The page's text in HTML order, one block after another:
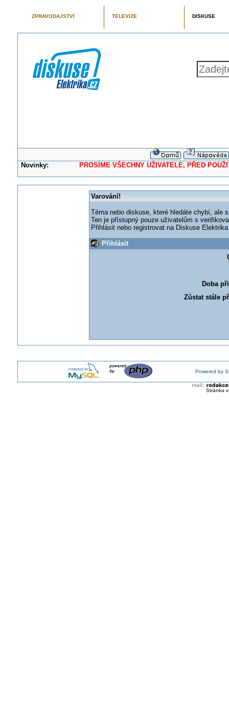
ZPRAVODAJSTVÍ TELEVIZE DISKUSE
Novinky: PROSÍME VŠECHNY UŽIVATELE, PŘED
Varování!
Téma nebo diskuse, které hledáte chybí, ale
Ten je přístupný pouze uživatelům s
Přihlásit nebo registrovat na Diskuse
Přihlásit
Doba
Zůstat stále
Powered by
Stránka